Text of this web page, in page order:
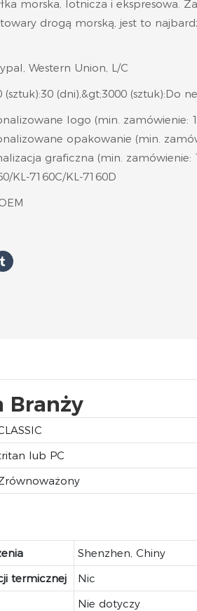
morska, lotnicza i ekspresowa.
towary drogą morską, jest to
Western Union, L/C
(sztuk):30 (dni),&gt;3000 (sztuk):Do
logo (min. zamówienie:
opakowanie (min.
graficzna (min. zamówienie:
KL-7160C/KL-7160D
Branży
lub PC
Shenzhen, Chiny
termicznej
Nic
Nie dotyczy